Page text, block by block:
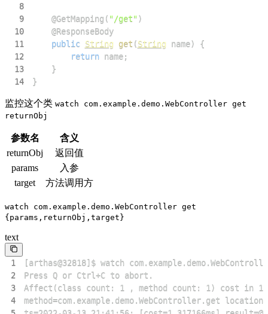
8
9
@GetMapping ( "/get")
10
@ResponseBody
11
public String get (String name)
{
12
return name;
13
}
14
}
监控这个类 watch com.example.demo.WebController get
returnObj
参数名
含义
returnObj
返回值
params
入参
target
方法调用方
watch com.example.demo.WebController get
{params,returnObj,target}
text
1
2
3
4